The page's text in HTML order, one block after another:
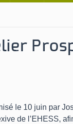
le 10 juin par
de l’EHESS,